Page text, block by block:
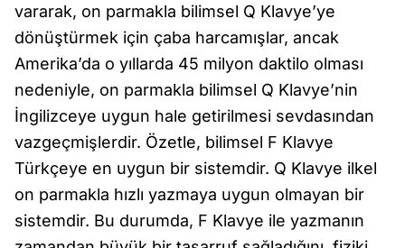
vararak, on parmakla bilimsel Q Klavye’ye
dönüştürmek için çaba harcamışlar, ancak
Amerika’da o yıllarda 45 milyon daktilo olması
nedeniyle, on parmakla bilimsel Q Klavye’nin
İngilizceye uygun hale getirilmesi sevdasından
vazgeçmişlerdir. Özetle, bilimsel F Klavye
Türkçeye en uygun bir sistemdir. Q Klavye ilkel
on parmakla hızlı yazmaya uygun olmayan bir
sistemdir. Bu durumda, F Klavye ile yazmanın